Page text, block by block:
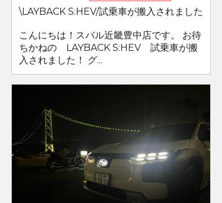
\LAYBACK S:HEV/試乗車が搬入されました
こんにちは！スバル近畿豊中店です。 お待
ちかねの LAYBACK S:HEV 試乗車が搬
入されました！ グ...